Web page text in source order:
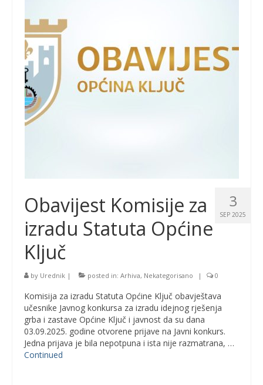
3
SEP 2025
Obavijest Komisije za
izradu Statuta Općine
Ključ
by Urednik | posted in: Arhiva, Nekategorisano | 0
Komisija za izradu Statuta Općine Ključ obavještava
učesnike Javnog konkursa za izradu idejnog rješenja
grba i zastave Općine Ključ i javnost da su dana
03.09.2025. godine otvorene prijave na Javni konkurs.
Jedna prijava je bila nepotpuna i ista nije razmatrana, …
Continued